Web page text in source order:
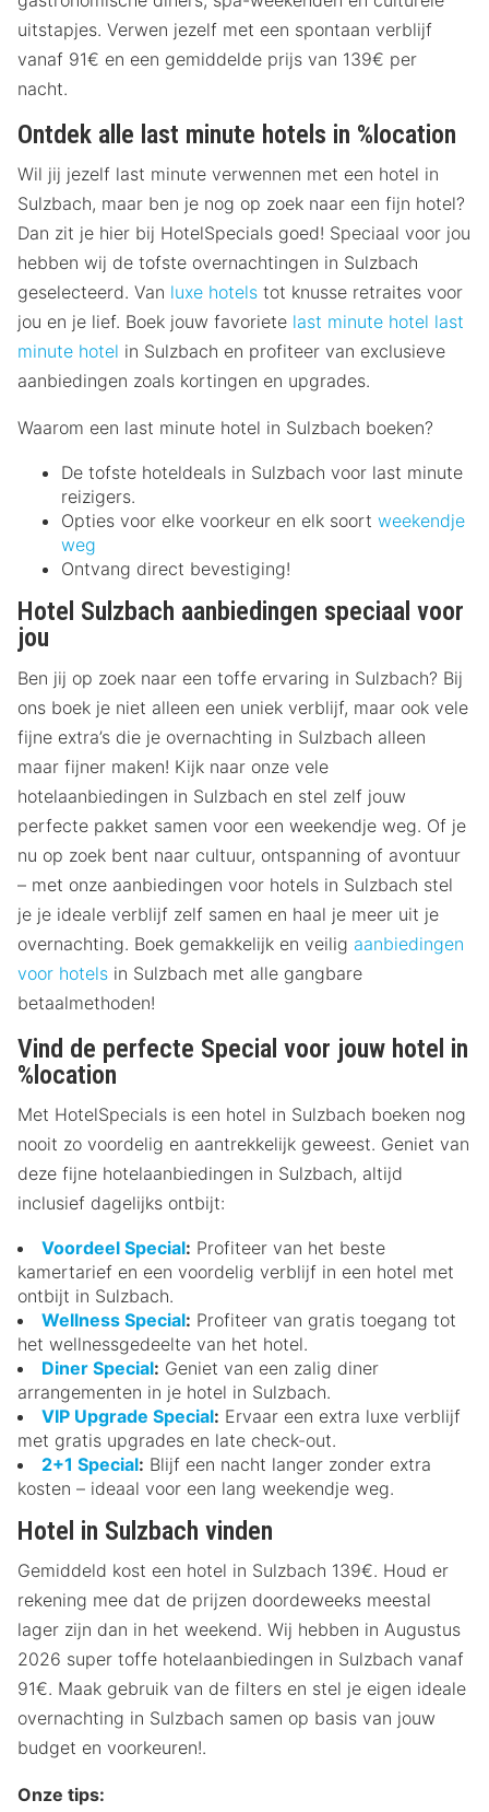
uitstapjes. Verwen jezelf met een spontaan verblijf
vanaf 91€ en een gemiddelde prijs van 139€ per
nacht.
Ontdek alle last minute hotels in %location
Wil jij jezelf last minute verwennen met een hotel in
Sulzbach, maar ben je nog op zoek naar een fijn hotel?
Dan zit je hier bij HotelSpecials goed! Speciaal voor jou
hebben wij de tofste overnachtingen in Sulzbach
geselecteerd. Van luxe hotels tot knusse retraites voor
jou en je lief. Boek jouw favoriete last minute hotel last
minute hotel in Sulzbach en profiteer van exclusieve
aanbiedingen zoals kortingen en upgrades.
Waarom een last minute hotel in Sulzbach boeken?
De tofste hoteldeals in Sulzbach voor last minute
reizigers.
Opties voor elke voorkeur en elk soort weekendje
weg
Ontvang direct bevestiging!
Hotel Sulzbach aanbiedingen speciaal voor
jou
Ben jij op zoek naar een toffe ervaring in Sulzbach? Bij
ons boek je niet alleen een uniek verblijf, maar ook vele
fijne extra’s die je overnachting in Sulzbach alleen
maar fijner maken! Kijk naar onze vele
hotelaanbiedingen in Sulzbach en stel zelf jouw
perfecte pakket samen voor een weekendje weg. Of je
nu op zoek bent naar cultuur, ontspanning of avontuur
– met onze aanbiedingen voor hotels in Sulzbach stel
je je ideale verblijf zelf samen en haal je meer uit je
overnachting. Boek gemakkelijk en veilig aanbiedingen
voor hotels in Sulzbach met alle gangbare
betaalmethoden!
Vind de perfecte Special voor jouw hotel in
%location
Met HotelSpecials is een hotel in Sulzbach boeken nog
nooit zo voordelig en aantrekkelijk geweest. Geniet van
deze fijne hotelaanbiedingen in Sulzbach, altijd
inclusief dagelijks ontbijt:
Voordeel Special: Profiteer van het beste
kamertarief en een voordelig verblijf in een hotel met
ontbijt in Sulzbach.
Wellness Special: Profiteer van gratis toegang tot
het wellnessgedeelte van het hotel.
Diner Special: Geniet van een zalig diner
arrangementen in je hotel in Sulzbach.
VIP Upgrade Special: Ervaar een extra luxe verblijf
met gratis upgrades en late check-out.
2+1 Special: Blijf een nacht langer zonder extra
kosten – ideaal voor een lang weekendje weg.
Hotel in Sulzbach vinden
Gemiddeld kost een hotel in Sulzbach 139€. Houd er
rekening mee dat de prijzen doordeweeks meestal
lager zijn dan in het weekend. Wij hebben in Augustus
2026 super toffe hotelaanbiedingen in Sulzbach vanaf
91€. Maak gebruik van de filters en stel je eigen ideale
overnachting in Sulzbach samen op basis van jouw
budget en voorkeuren!.
Onze tips: